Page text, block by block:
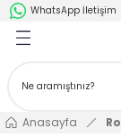
WhatsApp İletişim
Anasayfa